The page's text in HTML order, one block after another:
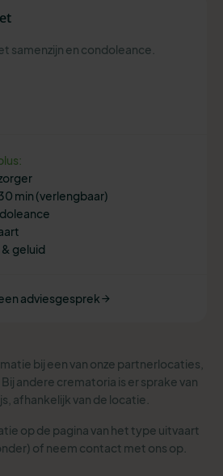
samenzijn en condoleance.
min (verlengbaar)
geluid
adviesgesprek
bij een van onze partnerlocaties,
andere crematoria is er sprake van
afhankelijk van de locatie.
op de pagina van het type uitvaart
of neem contact met ons op.